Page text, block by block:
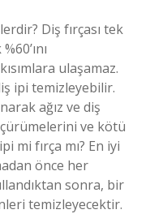
Diş fırçası tek
ulaşamaz.
ipi temizleyebilir.
ağız ve diş
çürümelerini ve kötü
mi fırça mı? En iyi
önce her
sonra, bir
temizleyecektir.